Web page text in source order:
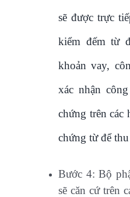
sẽ được trực
kiểm đếm từ
khoản vay,
xác nhận
chứng trên các
chứng từ để
Bước 4: Bộ
sẽ căn cứ trên